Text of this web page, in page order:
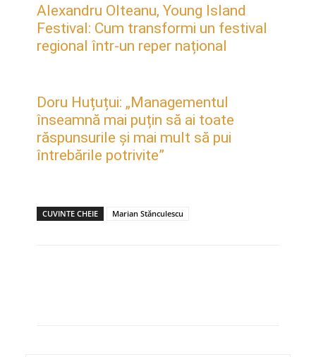
Alexandru Olteanu, Young Island
Festival: Cum transformi un festival
regional într-un reper național
Doru Huțuțui: „Managementul
înseamnă mai puțin să ai toate
răspunsurile și mai mult să pui
întrebările potrivite”
CUVINTE CHEIE Marian Stănculescu